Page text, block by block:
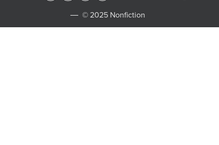
© 2025 Nonfiction